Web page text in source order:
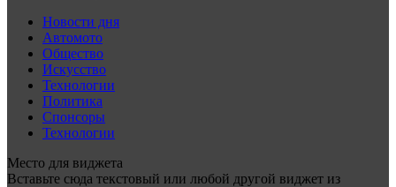
Новости дня
Автомото
Общество
Искусство
Технологии
Политика
Спонсоры
Технологии
Место для виджета
Вставьте сюда текстовый или любой другой виджет из